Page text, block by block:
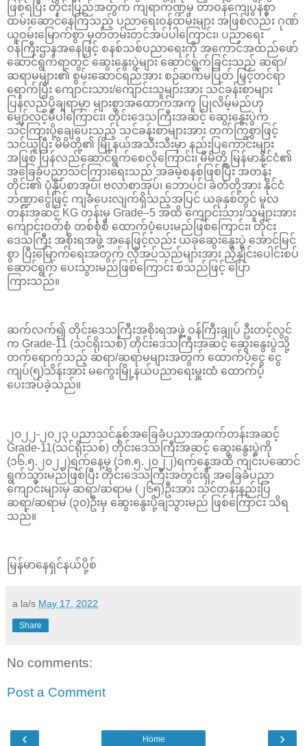
ဖြစ်ရပြီး တိုင်းပြည်အတွက် ကျရာကဏ္ဍမှ တာဝန်ကျေပွန်စွာ
ထမ်းဆောင်နေကြသည့် ပညာရေးဝန်ထမ်းများ အဖြစ်လည်း ဂုဏ်
ယူဝမ်းမြောက်စွာ မှတ်တမ်းတင်အပ်ပါကြောင်း၊ ပညာရေး
ဝန်ကြီးဌာနအနေဖြင့် စနစ်သစ်ပညာရေးကို အကောင်အထည်ဖော်
ဆောင်ရွက်ရာတွင် ဆွေးနွေးပွဲများ ဆောင်ရွက်ခြင်းသည် ဆရာ/
ဆရာမများ၏ စွမ်းဆောင်ရည်အား စဉ်ဆက်မပြတ် မြှင့်တင်ရာ
ရောက်ပြီး ကျောင်းသား/ကျောင်းသူများအား သင်ခန်းစာများ
ပြန်လည်ပို့ချရာမှာ များစွာအထောက်အကူ ပြုလိမ့်မည်ဟု
မျှော်လင့်မိပါကြောင်း၊ တိုင်းဒေသကြီးအဆင့် ဆွေးနွေးပွဲက
သင်ကြားပို့ချေပေးသည့် သင်ခန်းစာများအား တက်ကြွစွာဖြင့်
သင်ယူပြီး မိမိတို့၏ မြို့နယ်အသီးသီးမှာ နည်းပြကောင်းများ
အဖြစ် ပြန်လည်ဆောင်ရွက်စေလိုကြောင်း၊ မိမိတို့ မြန်မာနိုင်ငံ၏
အခြေခံပညာသင်ကြားရေးသည် အခမဲ့စနစ်ဖြစ်ပြီး အတန်း
တိုင်း၏ ပုံနှိပ်စာအုပ်၊ ဗလာစာအုပ်၊ ဘောပင်၊ ခဲတံတို့အား နိုင်ငံ
ဘဏ္ဍာငွေဖြင့် ကျခံပေးလျက်ရှိသည့်အပြင် ယခုနှစ်တွင် မူလ
တန်းအဆင့် KG တန်းမှ Grade–5 အထိ ကျောင်းသား/သူများအား
ကျောင်းဝတ်စုံ တစ်စုံစီ ထောက်ပံ့ပေးမည်ဖြစ်ကြောင်း၊ တိုင်း
ဒေသကြီး အစိုးရအဖွဲ့ အနေဖြင့်လည်း ယခုဆွေးနွေးပွဲ အောင်မြင်
စွာ ပြီးမြောက်ရေးအတွက် လိုအပ်သည်များအား ညှိနှိုင်းပေါင်းစပ်
ဆောင်ရွက် ပေးသွားမည်ဖြစ်ကြောင်း စသည်ဖြင့် ပြော
ကြားသည်။
ဆက်လက်၍ တိုင်းဒေသကြီးအစိုးရအဖွဲ့ ဝန်ကြီးချုပ် ဦးတင့်လွင်
က Grade-11 (သင်ရိုးသစ်) တိုင်းဒေသကြီးအဆင့် ဆွေးနွေးပွဲသို့
တက်ရောက်သည့် ဆရာ/ဆရာမများအတွက် ထောက်ပံ့ငွေ ငွေ
ကျပ်(၅)သိန်းအား မကွေးမြို့နယ်ပညာရေးမှူးထံ ထောက်ပံ့
ပေးအပ်ခဲ့သည်။
၂၀၂၂-၂၀၂၃ ပညာသင်နှစ်အခြေခံပညာအထက်တန်းအဆင့်
Grade-11(သင်ရိုးသစ်) တိုင်းဒေသကြီးအဆင့် ဆွေးနွေးပွဲကို
(၁၆.၅.၂၀၂၂)ရက်နေ့မှ (၁၈.၅.၂၀၂၂)ရက်နေ့အထိ ကျင်းပဆောင်
ရွက်သွားမည်ဖြစ်ပြီး တိုင်းဒေသကြီးအတွင်းရှိ အခြေခံပညာ
ကျောင်းများမှ ဆရာ/ဆရာမ (၂၆၅)ဦးအား သင်တန်းနည်းပြ
ဆရာ/ဆရာမ (၃၀)ဦးမှ ဆွေးနွေးပို့ချသွားမည် ဖြစ်ကြောင်း သိရ
သည်။
မြန်မာနေရှင်နယ်ပို့စ်
a la/s May 17, 2022
Share
No comments:
Post a Comment
‹ ›
Home